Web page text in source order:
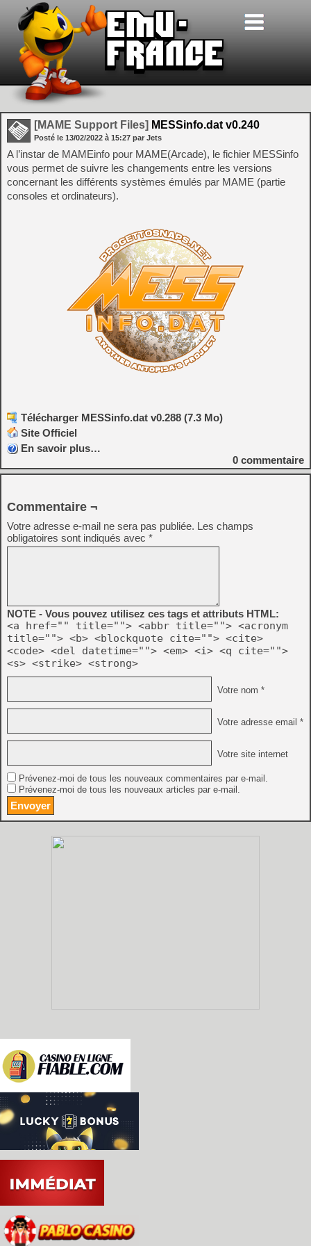
[MAME Support Files] MESSinfo.dat v0.240
Posté le 13/02/2022 à 15:27 par Jets
A l’instar de MAMEinfo pour MAME(Arcade), le fichier MESSinfo
vous permet de suivre les changements entre les versions
concernant les différents systèmes émulés par MAME (partie
consoles et ordinateurs).
Télécharger MESSinfo.dat v0.288 (7.3 Mo)
Site Officiel
En savoir plus…
0 commentaire
Commentaire ¬
Votre adresse e-mail ne sera pas publiée. Les champs
obligatoires sont indiqués avec *
NOTE - Vous pouvez utilisez ces tags et attributs HTML:
<a href="" title=""> <abbr title=""> <acronym
title=""> <b> <blockquote cite=""> <cite>
<code> <del datetime=""> <em> <i> <q cite="">
<s> <strike> <strong>
Votre nom *
Votre adresse email *
Votre site internet
Prévenez-moi de tous les nouveaux commentaires par e-mail.
Prévenez-moi de tous les nouveaux articles par e-mail.